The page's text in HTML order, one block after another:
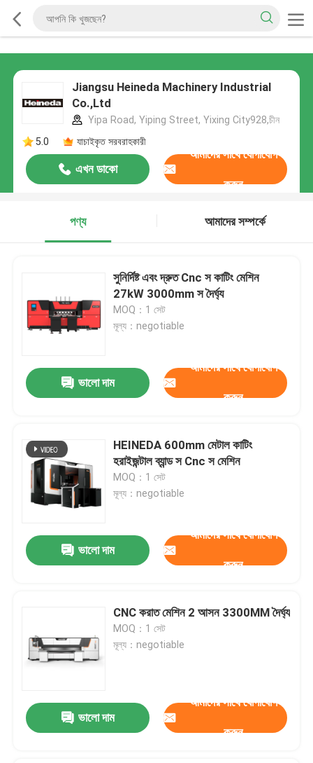
Jiangsu Heineda Machinery Industrial
Co.,Ltd
Yipa Road, Yiping Street, Yixing City928,চীন
5.0
যাচাইকৃত সরবরাহকারী
এখন ডাকো
আমাদের সাথে যোগাযোগ
করুন
পণ্য আমাদের সম্পর্কে
সুনির্দিষ্ট এবং দ্রুত Cnc স কাটিং মেশিন
27kW 3000mm স দৈর্ঘ্য
MOQ：1 সেট
মূল্য：negotiable
ভালো দাম
আমাদের সাথে যোগাযোগ
করুন
HEINEDA 600mm মেটাল কাটিং
হরাইজন্টাল ব্যান্ড স Cnc স মেশিন
MOQ：1 সেট
মূল্য：negotiable
ভালো দাম
আমাদের সাথে যোগাযোগ
করুন
CNC করাত মেশিন 2 আসন 3300MM দৈর্ঘ্য
MOQ：1 সেট
মূল্য：negotiable
ভালো দাম
আমাদের সাথে যোগাযোগ
করুন